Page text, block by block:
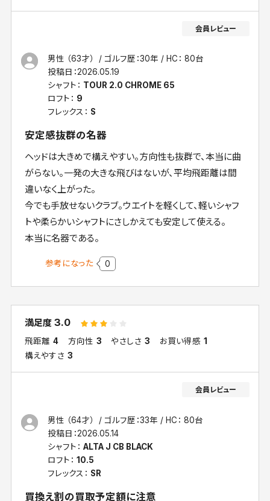
男性 （63才） ゴルフ歴：30年
HC： 80台
投稿日：2026.05.19
シャフト： TOUR 2.0 CHROME 65
ロフト： 9
フレックス： S
安定感抜群の名器
ヘッドは大きめで構えやすい。方向性も抜群で、本当に曲
がらない。一発の大きな飛びはないが、平均飛距離は間
違いなく上がった。
今でも手放せないクラブ。ウエイトを軽くして、軽いシャフ
トや柔らかいシャフトにさしかえても安定して使える。
本当に名器である。
参考になった 0
満足度3.0
飛距離 4 方向性 3 やさしさ 3 お買い得感 1
構えやすさ 3
男性 （64才） ゴルフ歴：33年
HC： 80台
投稿日：2026.05.14
シャフト： ALTA J CB BLACK
ロフト： 10.5
フレックス： SR
買換え割の買取予定額に注意